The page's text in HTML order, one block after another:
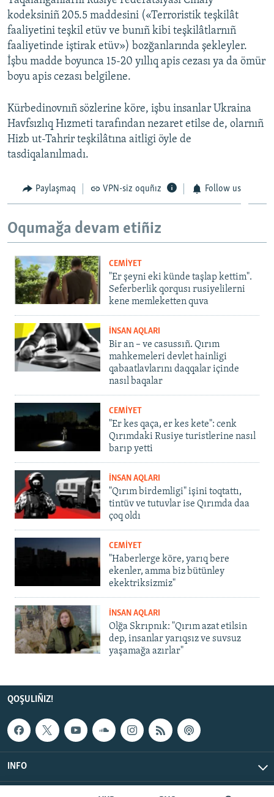
kodeksiniñ 205.5 maddesini («Terroristik teşkilât
faaliyetini teşkil etüv ve bunıñ kibi teşkilâtlarnıñ
faaliyetinde iştirak etüv») bozğanlarında şekleyler.
İşbu madde boyunca 15-20 yıllıq apis cezası ya da ömür
boyu apis cezası belgilene.
Kürbedinovnıñ sözlerine köre, işbu insanlar Ukraina
Havfsızlıq Hızmeti tarafından nezaret etilse de, olarnıñ
Hizb ut-Tahrir teşkilâtına aitligi öyle de
tasdiqalanılmadı.
Paylaşmaq VPN-siz oquñız Follow us
Oqumağa devam etiñiz
CEMİYET
"Er şeyni eki künde taşlap kettim".
Seferberlik qorqusı rusiyelilerni
kene memleketten quva
İNSAN AQLARI
Bir an – ve casussıñ. Qırım
mahkemeleri devlet hainligi
qabaatlavlarını daqqalar içinde
nasıl baqalar
CEMİYET
"Er kes qaça, er kes kete": cenk
Qırımdaki Rusiye turistlerine nasıl
barıp yetti
İNSAN AQLARI
"Qırım birdemligi" işini toqtattı,
tintüv ve tutuvlar ise Qırımda daa
çoq oldı
CEMİYET
"Haberlerge köre, yarıq bere
ekenler, amma biz bütünley
ekektriksizmiz"
İNSAN AQLARI
Olğa Skrıpnık: "Qırım azat etilsin
dep, insanlar yarıqsız ve suvsuz
yaşamağa azırlar"
QOŞULIÑIZ!
INFO